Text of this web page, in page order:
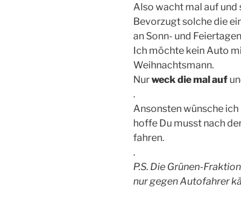
Also wacht mal auf und
Bevorzugt solche die
an Sonn- und
Ich möchte kein Auto
Weihnachtsmann.
Nurweck die mal auf
.
Ansonsten wünsche
hoffe Du musst nach
fahren.
.
P.S. Die Grünen-
nur gegen Autofahrer